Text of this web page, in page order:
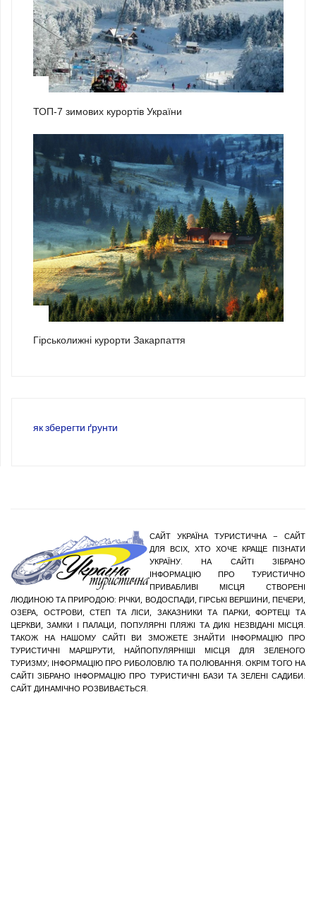
ТОП-7 зимових курортів України
Гірськолижні курорти Закарпаття
як зберегти ґрунти
САЙТ УКРАЇНА ТУРИСТИЧНА – САЙТ
ДЛЯ ВСІХ, ХТО ХОЧЕ КРАЩЕ ПІЗНАТИ
УКРАЇНУ. НА САЙТІ ЗІБРАНО
ІНФОРМАЦІЮ ПРО ТУРИСТИЧНО
ПРИВАБЛИВІ МІСЦЯ СТВОРЕНІ
ЛЮДИНОЮ ТА ПРИРОДОЮ: РІЧКИ, ВОДОСПАДИ, ГІРСЬКІ ВЕРШИНИ, ПЕЧЕРИ,
ОЗЕРА, ОСТРОВИ, СТЕП ТА ЛІСИ, ЗАКАЗНИКИ ТА ПАРКИ, ФОРТЕЦІ ТА
ЦЕРКВИ, ЗАМКИ І ПАЛАЦИ, ПОПУЛЯРНІ ПЛЯЖІ ТА ДИКІ НЕЗВІДАНІ МІСЦЯ.
ТАКОЖ НА НАШОМУ САЙТІ ВИ ЗМОЖЕТЕ ЗНАЙТИ ІНФОРМАЦІЮ ПРО
ТУРИСТИЧНІ МАРШРУТИ, НАЙПОПУЛЯРНІШІ МІСЦЯ ДЛЯ ЗЕЛЕНОГО
ТУРИЗМУ; ІНФОРМАЦІЮ ПРО РИБОЛОВЛЮ ТА ПОЛЮВАННЯ. ОКРІМ ТОГО НА
САЙТІ ЗІБРАНО ІНФОРМАЦІЮ ПРО ТУРИСТИЧНІ БАЗИ ТА ЗЕЛЕНІ САДИБИ.
САЙТ ДИНАМІЧНО РОЗВИВАЄТЬСЯ.